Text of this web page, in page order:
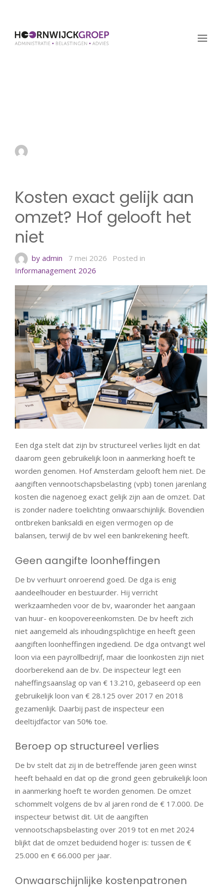
Kosten exact gelijk aan
omzet? Hof gelooft het
niet
by admin 7 mei 2026
Posted in
Informanagement 2026
Een dga stelt dat zijn bv structureel verlies lijdt en dat
daarom geen gebruikelijk loon in aanmerking hoeft te
worden genomen. Hof Amsterdam gelooft hem niet. De
aangiften vennootschapsbelasting (vpb) tonen jarenlang
kosten die nagenoeg exact gelijk zijn aan de omzet. Dat
is zonder nadere toelichting onwaarschijnlijk. Bovendien
ontbreken banksaldi en eigen vermogen op de
balansen, terwijl de bv wel een bankrekening heeft.
Geen aangifte loonheffingen
De bv verhuurt onroerend goed. De dga is enig
aandeelhouder en bestuurder. Hij verricht
werkzaamheden voor de bv, waaronder het aangaan
van huur- en koopovereenkomsten. De bv heeft zich
niet aangemeld als inhoudingsplichtige en heeft geen
aangiften loonheffingen ingediend. De dga ontvangt wel
loon via een payrollbedrijf, maar die loonkosten zijn niet
doorberekend aan de bv. De inspecteur legt een
naheffingsaanslag op van € 13.210, gebaseerd op een
gebruikelijk loon van € 28.125 over 2017 en 2018
gezamenlijk. Daarbij past de inspecteur een
deeltijdfactor van 50% toe.
Beroep op structureel verlies
De bv stelt dat zij in de betreffende jaren geen winst
heeft behaald en dat op die grond geen gebruikelijk loon
in aanmerking hoeft te worden genomen. De omzet
schommelt volgens de bv al jaren rond de € 17.000. De
inspecteur betwist dit. Uit de aangiften
vennootschapsbelasting over 2019 tot en met 2024
blijkt dat de omzet beduidend hoger is: tussen de €
25.000 en € 66.000 per jaar.
Onwaarschijnlijke kostenpatronen